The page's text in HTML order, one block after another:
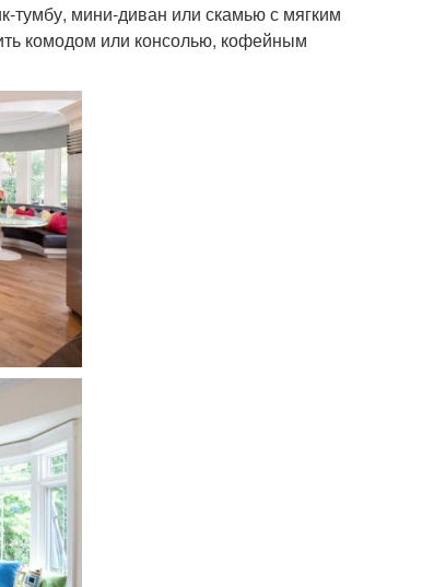
тумбу, мини-диван или скамью с мягким
комодом или консолью, кофейным